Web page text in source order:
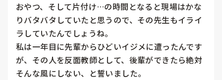
おやつ、そして片付け…の時間となると現場はかな
りバタバタしていたと思うので、その先生もイライ
ラしていたんでしょうね。
私は一年目に先輩からひどいイジメに遭ったんです
が、その人を反面教師として、後輩ができたら絶対
そんな風にしない、と誓いました。